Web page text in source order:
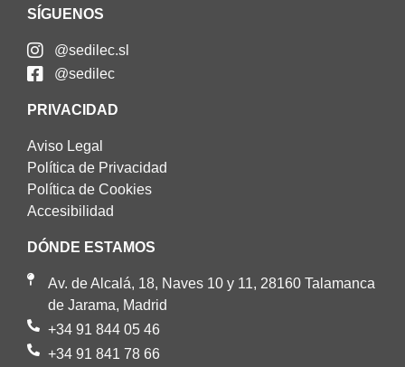
SÍGUENOS
@sedilec.sl
@sedilec
PRIVACIDAD
Aviso Legal
Política de Privacidad
Política de Cookies
Accesibilidad
DÓNDE ESTAMOS
Av. de Alcalá, 18, Naves 10 y 11, 28160 Talamanca
de Jarama, Madrid
+34 91 844 05 46
+34 91 841 78 66